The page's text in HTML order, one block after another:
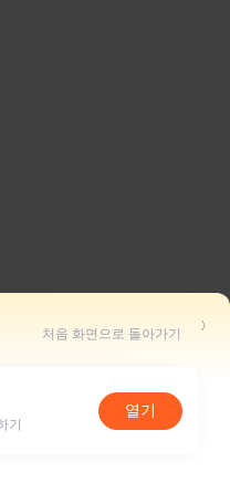
처음 화면으로 돌아가기
기
열기